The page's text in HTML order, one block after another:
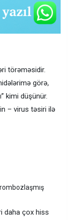
törəməsidir.
görə,
kimi düşünür.
– virus təsiri ilə
daha çox hiss